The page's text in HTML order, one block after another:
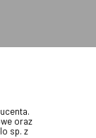
oraz
sp. z